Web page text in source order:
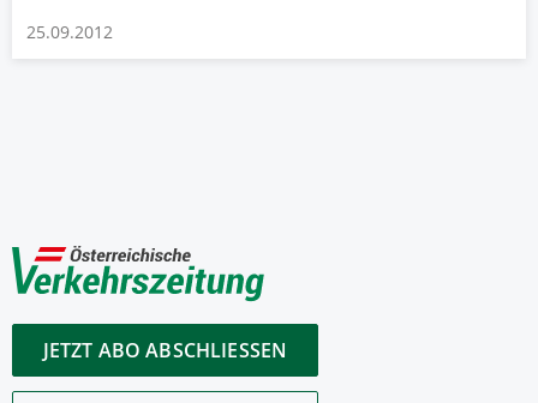
25.09.2012
JETZT ABO ABSCHLIESSEN